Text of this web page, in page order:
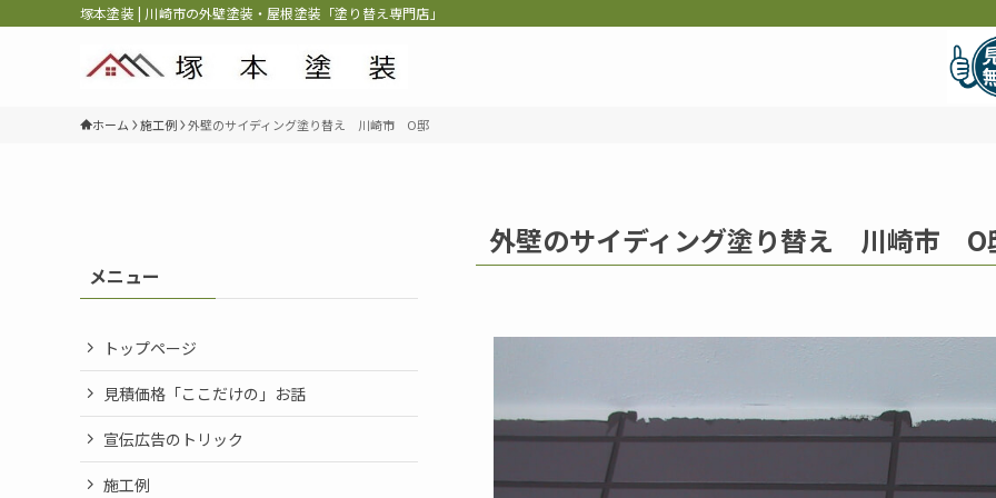
塚本塗装 | 川崎市の外壁塗装・屋根塗装「塗り替え専門店」
ホーム 施工例 外壁のサイディング塗り替え 川崎市 O邸
外壁のサイディング塗り替え 川崎市 O
メニュー
トップページ
見積価格「ここだけの」お話
宣伝広告のトリック
施工例